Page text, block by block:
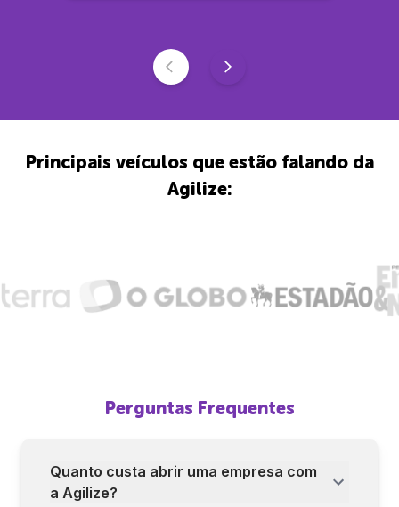
Principais veículos que estão falando da
Agilize:
Perguntas Frequentes
Quanto custa abrir uma empresa com
a Agilize?